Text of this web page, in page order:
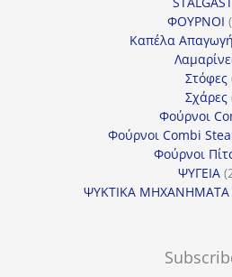
ΦΟΥΡΝΟΙ
Καπέλα
Στόφες
Σχάρες
Φούρνοι
Φούρνοι Combi
Φούρνοι
ΨΥΓΕΙΑ
ΨΥΚΤΙΚΑ ΜΗΧΑΝΗΜΑΤΑ